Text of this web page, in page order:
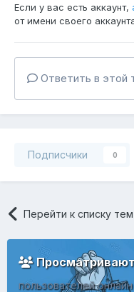
Если у вас есть аккаунт,
от имени своего
Ответить в этой
Подписчики 0
Перейти к списку тем
пользователей онлайн